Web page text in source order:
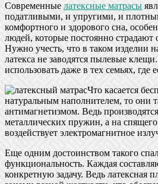
Современные латексные матрасы
податливыми, и упругими, и
комфортного и здорового сна,
людей, которые постоянно страдают
Нужно учесть, что в таком изделии
латекса не заводятся пылевые
использовать даже в тех семьях, где
Что касается
натуральным наполнителем, то они
антимагнетизмом. Ведь
металлических пружин, а на
воздействует электромагнитное
Еще одним достоинством такого
функциональность. Каждая
конкретную задачу. Ведь латексная